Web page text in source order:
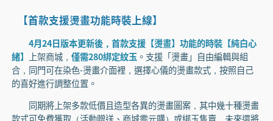
【首款支援燙畫功能時裝上線】
4月24日版本更新後，首款支援【燙畫】功能的時裝【純白心
緒】
上架商城， 僅需280綁定紋玉 。支援「燙畫」自由編輯與組
合，同門可在染色-燙畫介面裡，選擇心儀的燙畫款式，按照自己
的喜好進行調整位置。
同期將上架多款低價且造型各異的燙畫圖案，其中幾十種燙畫
款式可免費獲取（活動贈送、商城零元購）或綁玉售賣，未來還將